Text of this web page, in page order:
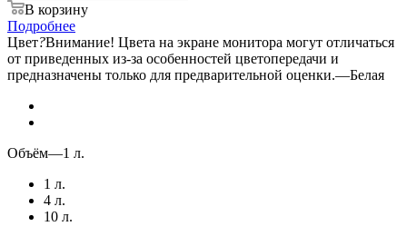
В корзину
Подробнее
Цвет?Внимание! Цвета на экране монитора могут отличаться
от приведенных из-за особенностей цветопередачи и
предназначены только для предварительной оценки.—Белая
Объём—1 л.
1 л.
4 л.
10 л.